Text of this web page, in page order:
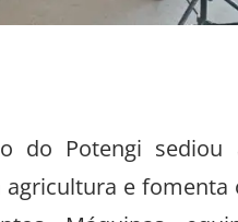
do Potengi sediou
e